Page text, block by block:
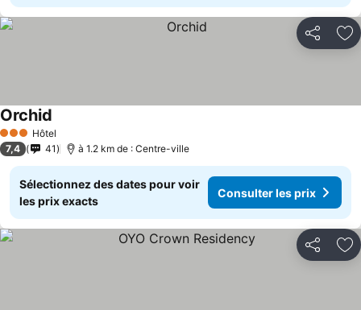
Partager
3 ÉtoilesHôtel
Orchid
7,4 41 à 1.2 km de : Centre-ville
Sélectionnez des dates pour voir
les prix exacts
Consulter les prix
Partager